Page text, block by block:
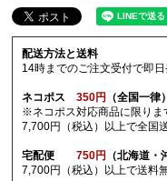
配送方法と送料
14時までのご注文受付で即
ネコポス350円
（全国一律）
※ネコポス対応商品に限りま
7,700円（税込）以上で全国
宅配便750円 （北海道
7,700円（税込）以上で送料